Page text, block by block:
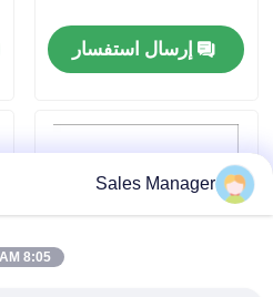
اطلب اقتباس
موصل مقبس USB
إرسال استفسار
Sales Manager
8:05 AM